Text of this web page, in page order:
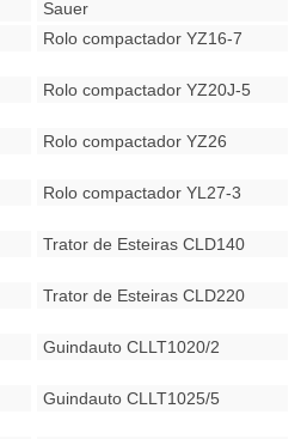
Sauer
Rolo compactador YZ16-7
Rolo compactador YZ20J-5
Rolo compactador YZ26
Rolo compactador YL27-3
Trator de Esteiras CLD140
Trator de Esteiras CLD220
Guindauto CLLT1020/2
Guindauto CLLT1025/5